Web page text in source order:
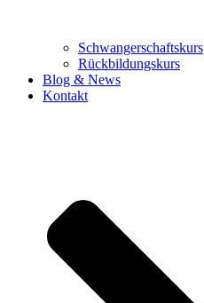
Schwangerschaftskurs
Rückbildungskurs
Blog & News
Kontakt